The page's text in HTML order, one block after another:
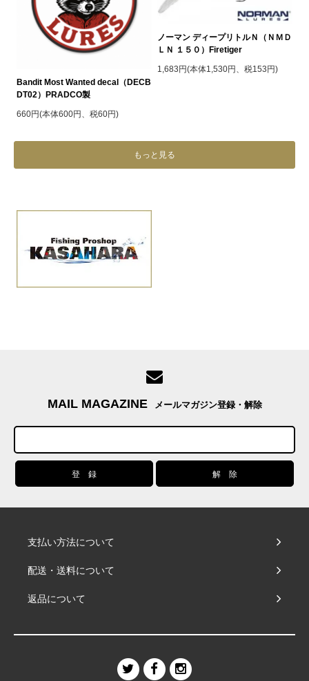
Bandit Most Wanted decal（DECB
DT02）PRADCO製
660円(本体600円、税60円)
ノーマン ディープリトルＮ（ＮＭＤ
ＬＮ １５０）Firetiger
1,683円(本体1,530円、税153円)
もっと見る
MAIL MAGAZINE メールマガジン登録・解除
支払い方法について
配送・送料について
返品について